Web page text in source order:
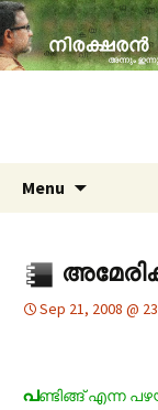
travelogues,
cinema,
Menu
Sep 21, 2008 @
പണ്ടിങ്ങ്എന്ന